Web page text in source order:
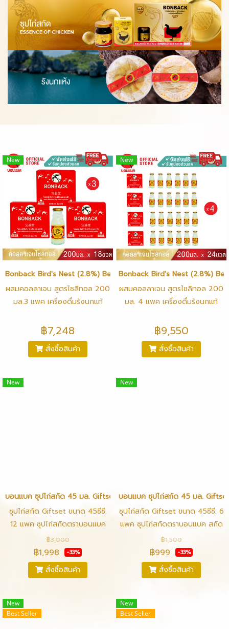
New
Bonback Bird's Nest (2.8%) Beverage with Collagen Xylitol
ผสมคอลลาเจน สูตรไซลิทอล 200
มล.3 แพค เครื่องดื่มรังนกแท้
แท้จากถ้ำธรรมชาติ ไม่มีสารปรุง
แต่ง และวัตถุกันเสีย เพื่อคงคุณค่า
ธรรมชาติไว้ให้ได้มากที่สุด และปรุง
ผลิตที่ทันสมัย (Sterilized) สะอาด
฿7,248
สั่งซื้อสินค้า
New
Bonback Bird's Nest (2.8%)
ผสมคอลลาเจน สูตรไซลิทอล 200
มล. 4 แพค เครื่องดื่มรังนกแท้
แท้จากถ้ำธรรมชาติ ไม่มีสารปรุง
แต่ง และวัตถุกันเสีย เพื่อคงคุณค่า
ธรรมชาติไว้ให้ได้มากที่สุด และปรุง
ผลิตที่ทันสมัย (Sterilized) สะอาด
฿9,550
สั่งซื้อสินค้า
New
บอนแบค ซุปไก่สกัด 45 มล. Giftset (12แพค)
ซุปไก่สกัด Giftset ขนาด 45ซีซี.
12 แพค ซุปไก่สกัดตราบอนแบค
สกัดจากไก่รุ่นที่เลือกสรรแล้ว ผ่าน
กรรมวิธีที่ทันสมัย สะอาด ถูกหลัก
อนามัย ผ่านการตรวจสอบคุณภาพ
และฆ่าเชื้อด้วยระบบความร้อนสูง
เจือปน ให้คุณค่าทางอาหารที่มีคุณ
ประโยชน์ในการบำรุงร่างกาย ช่วย
฿3,000
฿1,998 -33%
สั่งซื้อสินค้า
New
บอนแบค ซุปไก่สกัด 45 มล.
ซุปไก่สกัด Giftset ขนาด 45ซีซี. 6
แพค ซุปไก่สกัดตราบอนแบค สกัด
จากไก่รุ่นที่เลือกสรรแล้ว ผ่าน
กรรมวิธีที่ทันสมัย สะอาด ถูกหลัก
อนามัย ผ่านการตรวจสอบคุณภาพ
และฆ่าเชื้อด้วยระบบความร้อนสูง
เจือปน ให้คุณค่าทางอาหารที่มีคุณ
ประโยชน์ในการบำรุงร่างกาย ช่วย
฿1,500
฿999 -33%
สั่งซื้อสินค้า
New
Best Seller
New
Best Seller